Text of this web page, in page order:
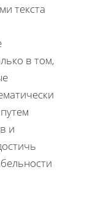
текста
в том,
и